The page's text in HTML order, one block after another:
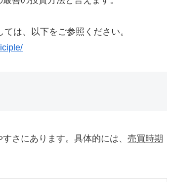
は、以下をご参照ください。
さにあります。具体的には、 売買時期